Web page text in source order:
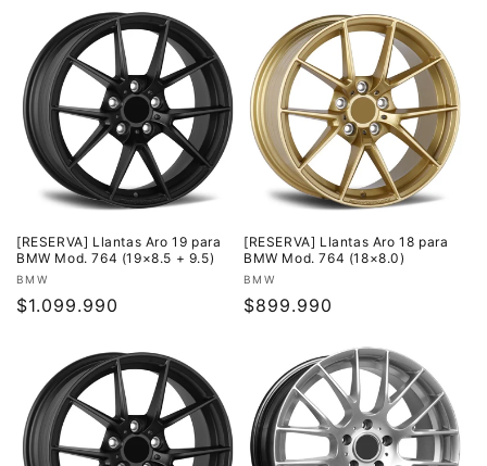
[RESERVA] Llantas Aro 19 para
BMW Mod. 764 (19×8.5 + 9.5)
Proveedor:
BMW
Precio
$1.099.990
[RESERVA] Llantas Aro 18 para
BMW Mod. 764 (18×8.0)
Proveedor:
BMW
Precio
$899.990